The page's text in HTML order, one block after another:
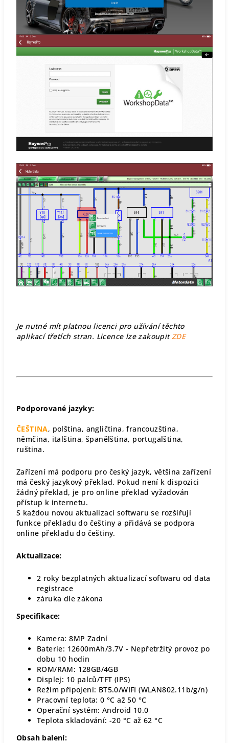
Je nutné mít platnou licenci pro užívání těchto
aplikací třetích stran. Licence lze zakoupit ZDE
Podporované jazyky:
ČEŠTINA, polština, angličtina, francouzština,
němčina, italština, španělština, portugalština,
ruština.
Zařízení má podporu pro český jazyk, většina zařízení
má český jazykový překlad. Pokud není k dispozici
žádný překlad, je pro online překlad vyžadován
přístup k internetu.
S každou novou aktualizací softwaru se rozšiřují
funkce překladu do češtiny a přidává se podpora
online překladu do češtiny.
Aktualizace:
2 roky bezplatných aktualizací softwaru od data
registrace
záruka dle zákona
Specifikace:
Kamera: 8MP Zadní
Baterie: 12600mAh/3.7V - Nepřetržitý provoz po
dobu 10 hodin
ROM/RAM: 128GB/4GB
Displej: 10 palců/TFT (IPS)
Režim připojení: BT5.0/WIFI (WLAN802.11b/g/n)
Pracovní teplota: 0 °C až 50 °C
Operační systém: Android 10.0
Teplota skladování: -20 °C až 62 °C
Obsah balení: